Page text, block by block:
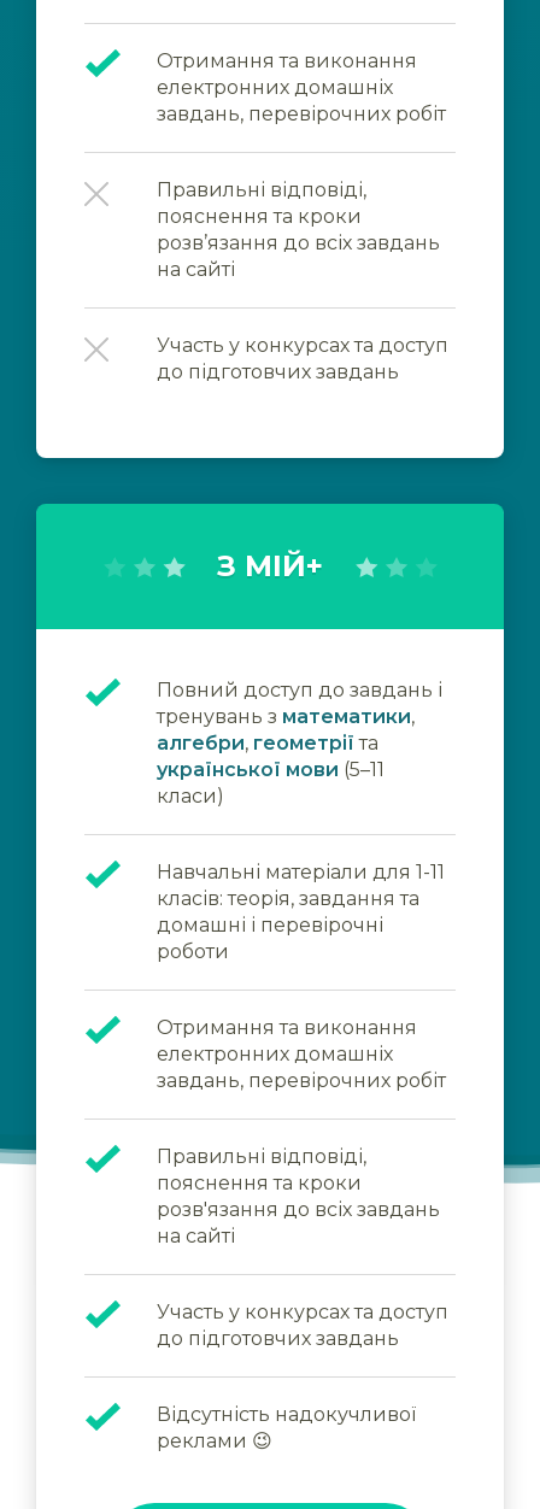
Отримання та виконання
електронних домашніх
завдань, перевірочних робіт
Правильні відповіді,
пояснення та кроки
розв’язання до всіх завдань
на сайті
Участь у конкурсах та доступ
до підготовчих завдань
З МІЙ+
Повний доступ до завдань і
тренувань з математики,
алгебри, геометрії та
української мови (5–11
класи)
Навчальні матеріали для 1-11
класів: теорія, завдання та
домашні і перевірочні
роботи
Отримання та виконання
електронних домашніх
завдань, перевірочних робіт
Правильні відповіді,
пояснення та кроки
розв'язання до всіх завдань
на сайті
Участь у конкурсах та доступ
до підготовчих завдань
Відсутність надокучливої
реклами 😉